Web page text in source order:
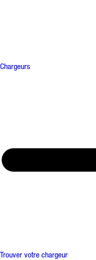
Chargeurs
Trouver votre chargeur